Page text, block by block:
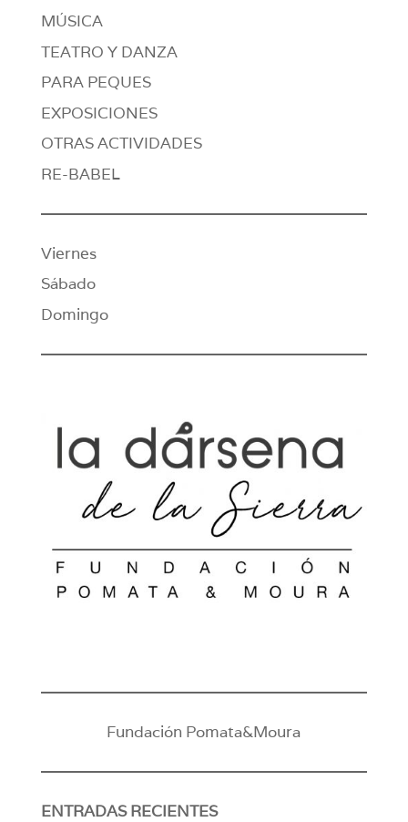
MÚSICA
TEATRO Y DANZA
PARA PEQUES
EXPOSICIONES
OTRAS ACTIVIDADES
RE-BABEL
Viernes
Sábado
Domingo
Fundación Pomata&Moura
ENTRADAS RECIENTES